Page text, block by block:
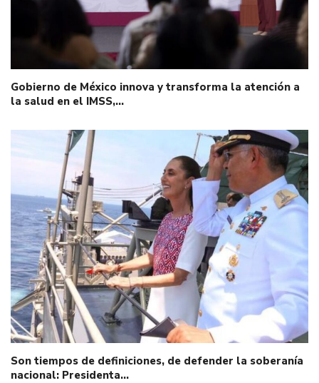
Gobierno de México innova y transforma la atención a
la salud en el IMSS,…
Son tiempos de definiciones, de defender la soberanía
nacional: Presidenta…